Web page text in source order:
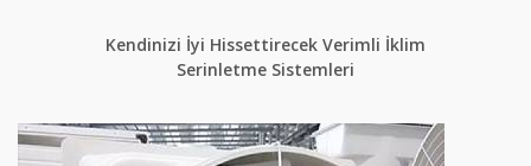
Kendinizi İyi Hissettirecek Verimli İklim
Serinletme Sistemleri